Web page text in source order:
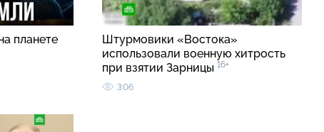
планете
Штурмовики «Востока»
использовали военную хитрость
при взятии Зарницы 16+
306